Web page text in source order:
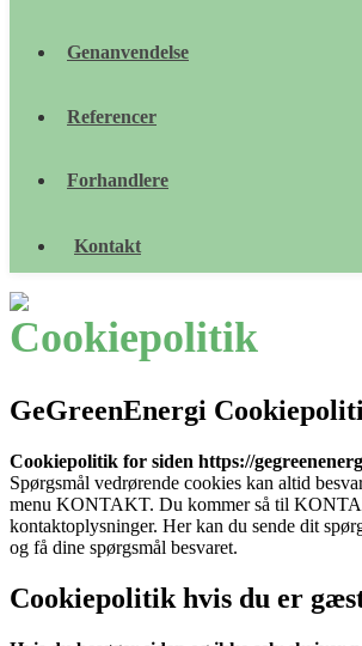
Genanvendelse
Referencer
Forhandlere
Kontakt
Cookiepolitik
GeGreenEnergi
Cookiepolitik for siden https://
Spørgsmål vedrørende cookies kan altid
menu KONTAKT. Du kommer så til
kontaktoplysninger. Her kan du sende dit
og få dine spørgsmål besvaret.
Cookiepolitik hvis du er